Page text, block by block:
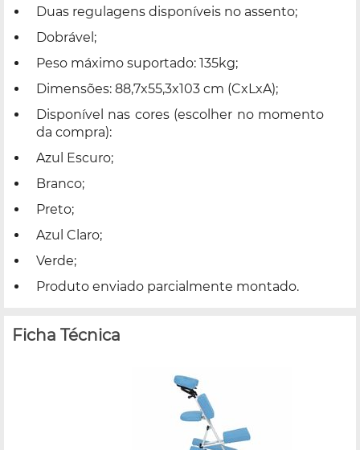
Duas regulagens disponíveis no assento;
Dobrável;
Peso máximo suportado: 135kg;
Dimensões: 88,7x55,3x103 cm (CxLxA);
Disponível nas cores (escolher no momento
da compra):
Azul Escuro;
Branco;
Preto;
Azul Claro;
Verde;
Produto enviado parcialmente montado.
Ficha Técnica